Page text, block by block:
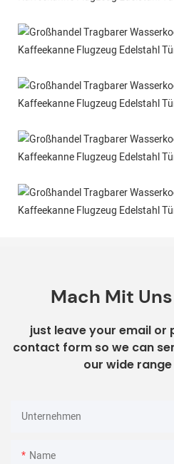
Mach Mit
just leave your email or
contact form so we can
our wide
Unternehmen
Name